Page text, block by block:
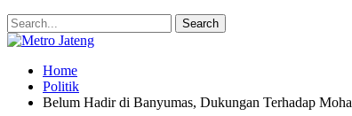
Home
Politik
Belum Hadir di Banyumas, Dukungan Terhadap